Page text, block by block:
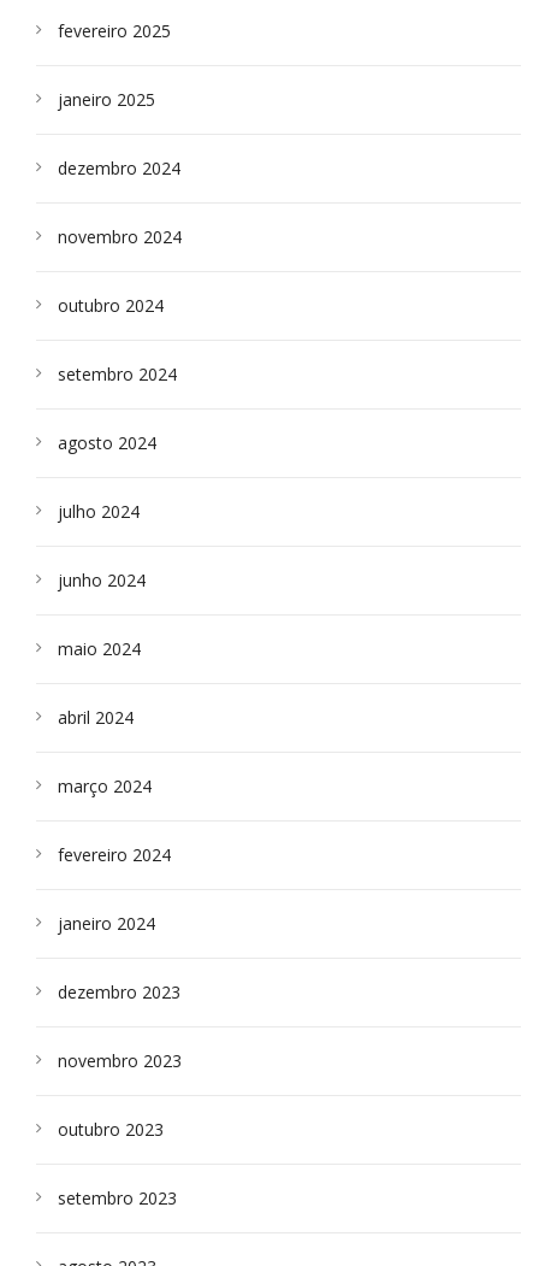
fevereiro 2025
janeiro 2025
dezembro 2024
novembro 2024
outubro 2024
setembro 2024
agosto 2024
julho 2024
junho 2024
maio 2024
abril 2024
março 2024
fevereiro 2024
janeiro 2024
dezembro 2023
novembro 2023
outubro 2023
setembro 2023